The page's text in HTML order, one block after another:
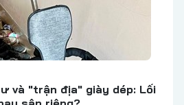
và "trận địa" giày dép: Lối